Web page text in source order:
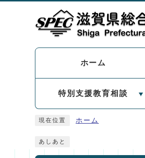
ホーム
特別支援教育相談
現在位置 ホーム
あしあと